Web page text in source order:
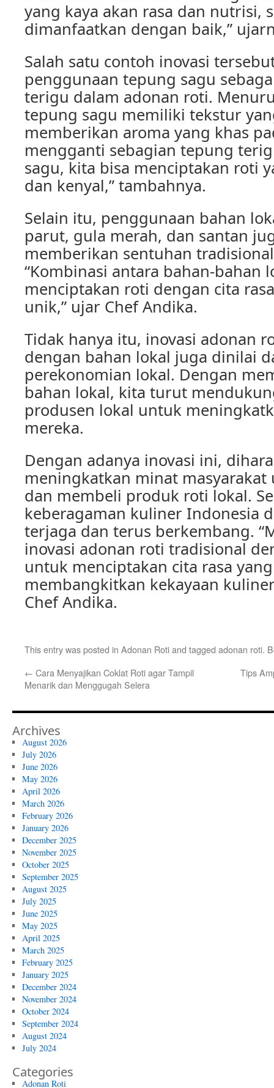
yang kaya akan rasa dan nutrisi,
dimanfaatkan dengan baik,”
Salah satu contoh inovasi
penggunaan tepung sagu
terigu dalam adonan roti.
tepung sagu memiliki tekstur
memberikan aroma yang khas
mengganti sebagian tepung
sagu, kita bisa menciptakan roti
dan kenyal,” tambahnya.
Selain itu, penggunaan bahan
parut, gula merah, dan santan
memberikan sentuhan
“Kombinasi antara bahan-bahan
menciptakan roti dengan cita
unik,” ujar Chef Andika.
Tidak hanya itu, inovasi adonan
dengan bahan lokal juga dinilai
perekonomian lokal. Dengan
bahan lokal, kita turut
produsen lokal untuk
mereka.
Dengan adanya inovasi ini,
meningkatkan minat masyarakat
dan membeli produk roti lokal.
keberagaman kuliner Indonesia
terjaga dan terus berkembang.
inovasi adonan roti tradisional
untuk menciptakan cita rasa
membangkitkan kekayaan
Chef Andika.
This entry was posted in Adonan Rotiand tagged adonan roti.
← Cara Menyajikan Coklat Roti agar Tampil
Menarik dan Menggugah Selera
Tips
Archives
August 2026
July 2026
June 2026
May 2026
April 2026
March 2026
February 2026
January 2026
December 2025
November 2025
October 2025
September 2025
August 2025
July 2025
June 2025
May 2025
April 2025
March 2025
February 2025
January 2025
December 2024
November 2024
October 2024
September 2024
August 2024
July 2024
Categories
Adonan Roti